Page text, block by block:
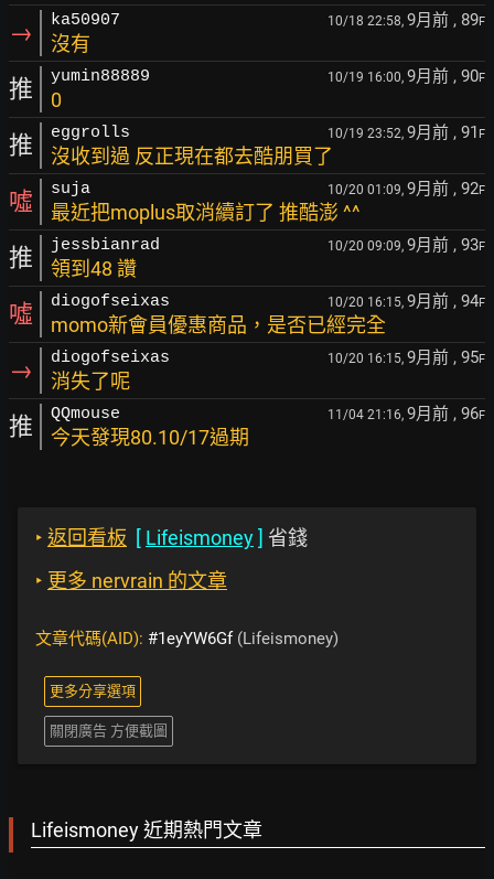
→ ka50907 10/18 22:58, 9月前 , 89F
沒有
推 yumin88889 10/19 16:00, 9月前 , 90F
0
推 eggrolls 10/19 23:52, 9月前 , 91 F
沒收到過 反正現在都去酷朋買了
噓 suja 10/20 01:09, 9月前 , 92F
最近把moplus取消續訂了 推酷澎 ^^
推 jessbianrad 10/20 09:09, 9月前 , 93F
領到48 讚
噓 diogofseixas 10/20 16:15, 9月前 , 94F
momo新會員優惠商品，是否已經完全
→ diogofseixas 10/20 16:15, 9月前 , 95F
消失了呢
推 QQmouse 11/04 21:16, 9月前 , 96F
今天發現80.10/17過期
‣ 返回看板 [ Lifeismoney] 省錢
‣ 更多 nervrain 的文章
文章代碼(AID): #1eyYW6Gf(Lifeismoney)
更多分享選項
關閉廣告 方便截圖
Lifeismoney 近期熱門文章